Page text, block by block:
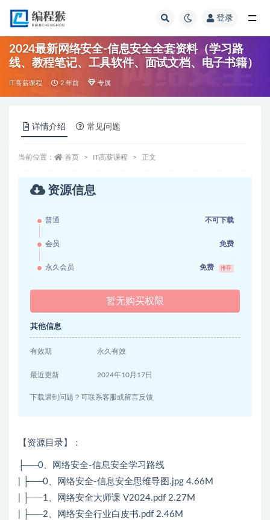
登录
2024最新网络安全-信息安全全套资料（学习路
线、教程笔记、工具软件、面试文档、电子书籍）
IT高薪课程 2 年前 专属
详情介绍 常见问题
当前位置： 首页 IT高薪课程 正文
资源信息
普通 不可下载
会员 免费
永久会员 免费 推荐
暂无购买权限
其他信息
有效期 永久有效
最近更新 2024年10月17日
下载遇到问题？可联系客服或留言反馈
【资源目录】：
├──0、网络安全-信息安全学习路线
| ├──0、网络安全-信息安全思维导图.jpg 4.66M
| ├──1、网络安全大师课 V2024.pdf 2.27M
| ├──2、网络安全行业白皮书.pdf 2.46M